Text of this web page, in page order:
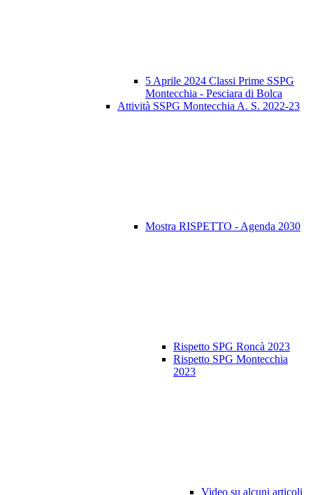
5 Aprile 2024 Classi Prime SSPG
Montecchia - Pesciara di Bolca
Attività SSPG Montecchia A. S. 2022-23
Mostra RISPETTO - Agenda 2030
Rispetto SPG Roncà 2023
Rispetto SPG Montecchia
2023
Video su alcuni articoli